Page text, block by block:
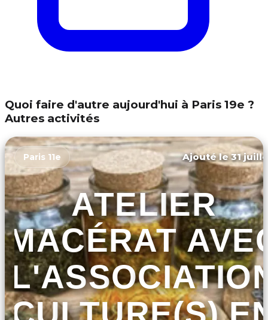
Quoi faire d'autre aujourd'hui à Paris 19e ?
Autres activités
Paris 11e Ajouté le 31
ATELIER
MACÉRAT